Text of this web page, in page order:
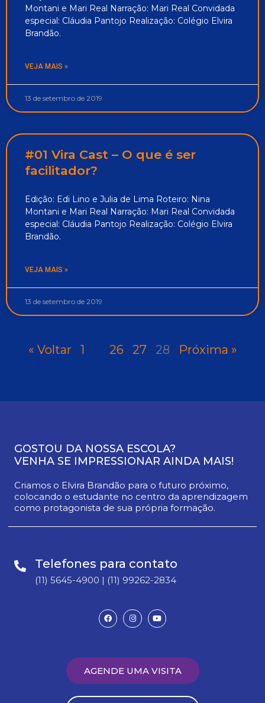
Montani e Mari Real Narração: Mari Real Convidada
especial: Cláudia Pantojo Realização: Colégio Elvira
Brandão.
VEJA MAIS »
13 de setembro de 2019
#01 Vira Cast – O que é ser
facilitador?
Edição: Edi Lino e Julia de Lima Roteiro: Nina
Montani e Mari Real Narração: Mari Real Convidada
especial: Cláudia Pantojo Realização: Colégio Elvira
Brandão.
VEJA MAIS »
13 de setembro de 2019
« Voltar 1 … 26 27 28 Próxima »
GOSTOU DA NOSSA ESCOLA?
VENHA SE IMPRESSIONAR AINDA MAIS!
Criamos o Elvira Brandão para o futuro próximo,
colocando o estudante no centro da aprendizagem
como protagonista de sua própria formação.
Telefones para contato
(11) 5645-4900 | (11) 99262-2834
AGENDE UMA VISITA